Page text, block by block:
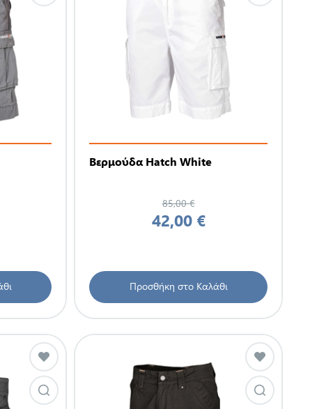
Βερμούδα Hatch White
85,00 €
42,00 €
Προσθήκη στο Καλάθι